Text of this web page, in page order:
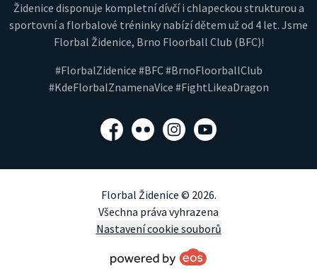
Židenice disponuje kompletní dívčí i chlapeckou strukturou a
sportovní a florbalové tréninky nabízí dětem už od 4 let. Jsme
Florbal Židenice, Brno Floorball Club (BFC)!
#FlorbalZidenice #BFC #BrnoFloorballClub
#KdeFlorbalZnamenaVice #FightLikeaDragon
Facebook
Flickr Instagram
YouTube
Florbal Židenice © 2026.
Všechna práva vyhrazena
Nastavení cookie souborů